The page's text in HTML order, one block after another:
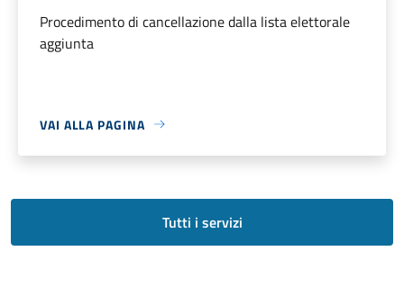
Procedimento di cancellazione dalla lista elettorale
aggiunta
VAI ALLA PAGINA
Tutti i servizi